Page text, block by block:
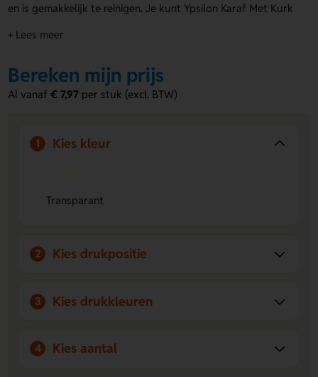
en is gemakkelijk te reinigen. Je kunt Ypsilon Karaf Met Kurk
kunt ook de dop graveren, zelfs individueel per stuk. Bestel
Voordelen van de Ypsilon Karaf Met
Kurk
karaf en dop voor een bijzonder resultaat.
Praktische opening:
alcoholische dranken.
+ Lees meer
Bereken mijn prijs
Al vanaf€ 7,97 per stuk (excl. BTW)
1 Kies kleur
Transparant
2 Kies drukpositie
3 Kies drukkleuren
4 Kies aantal